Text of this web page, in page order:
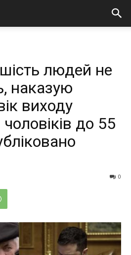
людей не
наказую
виходу
до 55
0